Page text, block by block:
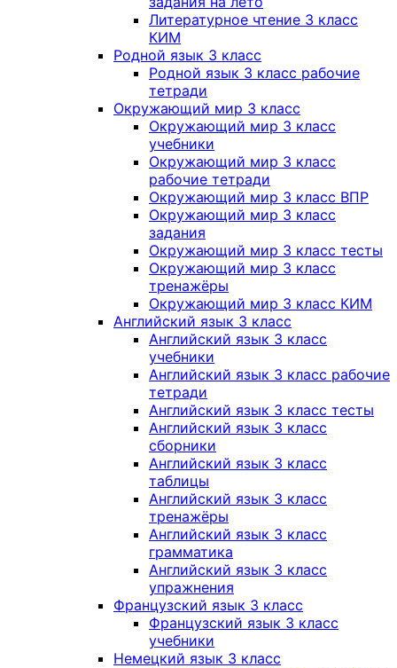
Литературное чтение 3 класс
КИМ
Родной язык 3 класс
Родной язык 3 класс рабочие
тетради
Окружающий мир 3 класс
Окружающий мир 3 класс
учебники
Окружающий мир 3 класс
рабочие тетради
Окружающий мир 3 класс ВПР
Окружающий мир 3 класс
задания
Окружающий мир 3 класс тесты
Окружающий мир 3 класс
тренажёры
Окружающий мир 3 класс КИМ
Английский язык 3 класс
Английский язык 3 класс
учебники
Английский язык 3 класс рабочие
тетради
Английский язык 3 класс тесты
Английский язык 3 класс
сборники
Английский язык 3 класс
таблицы
Английский язык 3 класс
тренажёры
Английский язык 3 класс
грамматика
Английский язык 3 класс
упражнения
Французский язык 3 класс
Французский язык 3 класс
учебники
Немецкий язык 3 класс